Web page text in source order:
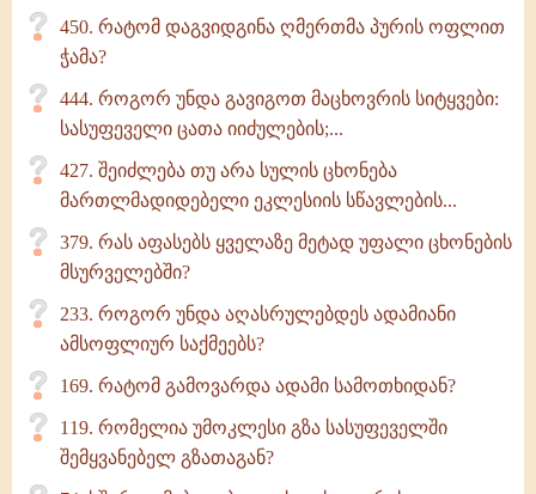
450. რატომ დაგვიდგინა ღმერთმა პურის ოფლით
ჭამა?
444. როგორ უნდა გავიგოთ მაცხოვრის სიტყვები:
სასუფეველი ცათა იიძულების;...
427. შეიძლება თუ არა სულის ცხონება
მართლმადიდებელი ეკლესიის სწავლების...
379. რას აფასებს ყველაზე მეტად უფალი ცხონების
მსურველებში?
233. როგორ უნდა აღასრულებდეს ადამიანი
ამსოფლიურ საქმეებს?
169. რატომ გამოვარდა ადამი სამოთხიდან?
119. რომელია უმოკლესი გზა სასუფეველში
შემყვანებელ გზათაგან?